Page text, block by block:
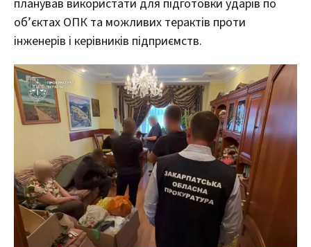
планував використати для підготовки ударів по
об’єктах ОПК та можливих терактів проти
інженерів і керівників підприємств.